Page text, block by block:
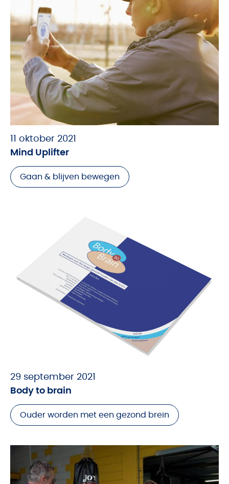
11 oktober 2021
Mind Uplifter
Gaan & blijven bewegen
29 september 2021
Body to brain
Ouder worden met een gezond brein